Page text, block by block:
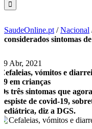
SaudeOnline.pt /Nacional
considerados sintomas
19 Abr, 2021
Cefaleias, vómitos e
19 em crianças
Os três sintomas que
despiste de covid-19,
pediátrica, diz a DGS.